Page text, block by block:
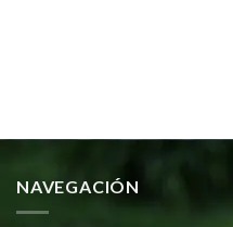
NAVEGACIÓN